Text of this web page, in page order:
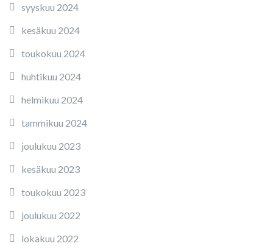
syyskuu 2024
kesäkuu 2024
toukokuu 2024
huhtikuu 2024
helmikuu 2024
tammikuu 2024
joulukuu 2023
kesäkuu 2023
toukokuu 2023
joulukuu 2022
lokakuu 2022